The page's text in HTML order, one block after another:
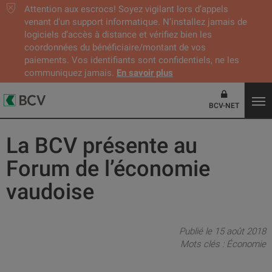
Attention aux escrocs! Soyez vigilant lors d’appels
venant d'un support informatique. N’installez jamais de
logiciels d’accès à distance et vérifiez bien les
coordonnées du bénéficiaire/montant de vos
paiements. Vos identifiants sont confidentiels, ne les
communiquez jamais. En savoir plus
BCV-NET
La BCV présente au
Forum de l’économie
vaudoise
Publié le 15 août 2018
Mots clés : Économie